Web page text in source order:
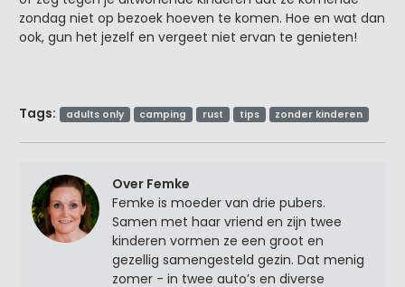
zondag niet op bezoek hoeven te komen. Hoe en wat dan
ook, gun het jezelf en vergeet niet ervan te genieten!
Tags: adults only camping rust tips zonder kinderen
Over Femke
Femke is moeder van drie pubers.
Samen met haar vriend en zijn twee
kinderen vormen ze een groot en
gezellig samengesteld gezin. Dat menig
zomer - in twee auto’s en diverse